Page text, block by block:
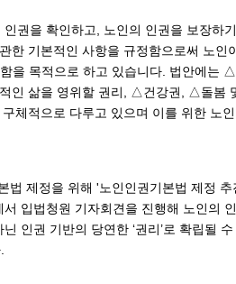
권을 확인하고, 노인의 인권을 보장하
한 기본적인 사항을 규정함으로써 노인
을 목적으로 하고 있습니다. 법안에는
인 삶을 영위할 권리, △건강권, △돌봄
체적으로 다루고 있으며 이를 위한 노
법 제정을 위해 '노인인권기본법 제정
입법청원 기자회견을 진행해 노인의
닌 인권 기반의 당연한 ‘권리’로 확립될